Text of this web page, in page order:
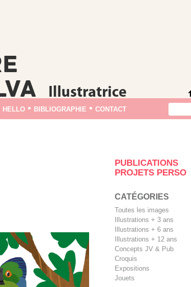
hello • bibliographie • contact
PUBLICATIONS
PROJETS PERSO
CATÉGORIES
Toutes les images
Illustrations + 3 ans
Illustrations + 6 ans
Illustrations + 12 ans
Concepts JV & Pub
Croquis
Expositions
Jouets